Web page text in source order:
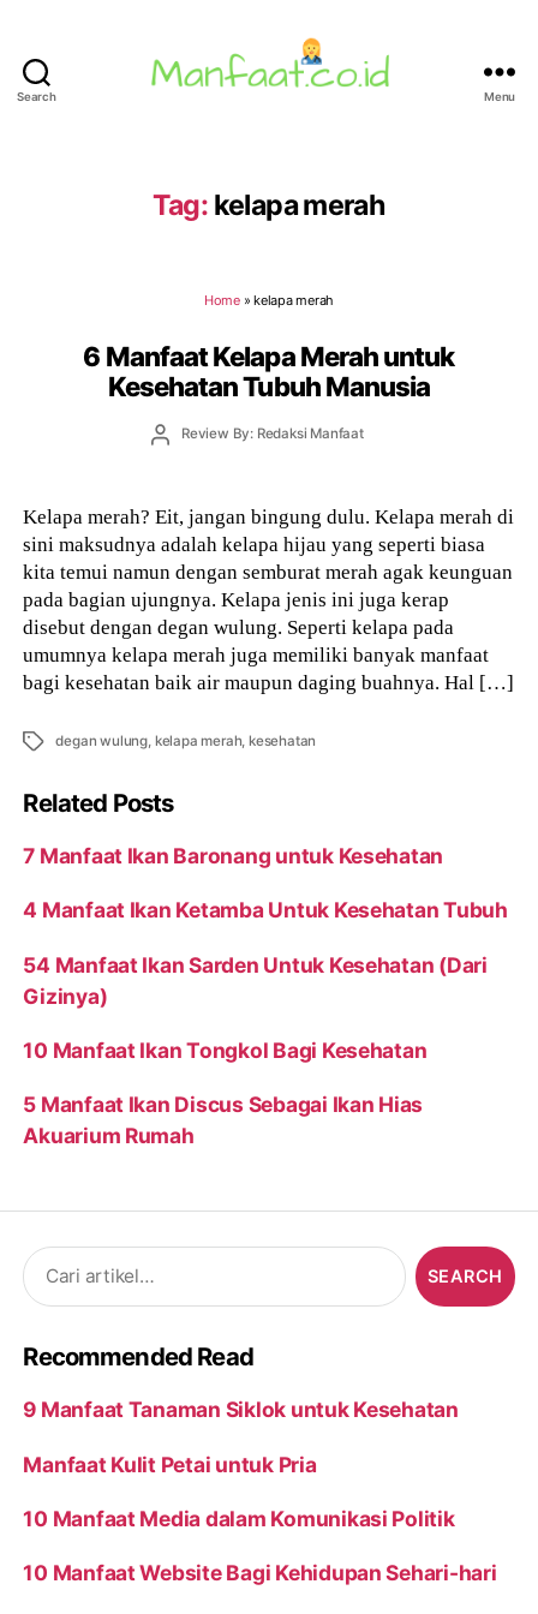
Search Menu
Tag: kelapa merah
Home»kelapa merah
6 Manfaat Kelapa Merah untuk
Kesehatan Tubuh Manusia
PostReview By: Redaksi Manfaat
Kelapa merah? Eit, jangan bingung dulu. Kelapa merah di
sini maksudnya adalah kelapa hijau yang seperti biasa
kita temui namun dengan semburat merah agak keunguan
pada bagian ujungnya. Kelapa jenis ini juga kerap
disebut dengan degan wulung. Seperti kelapa pada
umumnya kelapa merah juga memiliki banyak manfaat
bagi kesehatan baik air maupun daging buahnya. Hal […]
Tags degan wulung, kelapa merah, kesehatan
Related Posts
7 Manfaat Ikan Baronang untuk Kesehatan
4 Manfaat Ikan Ketamba Untuk Kesehatan Tubuh
54 Manfaat Ikan Sarden Untuk Kesehatan (Dari
Gizinya)
10 Manfaat Ikan Tongkol Bagi Kesehatan
5 Manfaat Ikan Discus Sebagai Ikan Hias
Akuarium Rumah
Search
for:
Recommended Read
9 Manfaat Tanaman Siklok untuk Kesehatan
Manfaat Kulit Petai untuk Pria
10 Manfaat Media dalam Komunikasi Politik
10 Manfaat Website Bagi Kehidupan Sehari-hari